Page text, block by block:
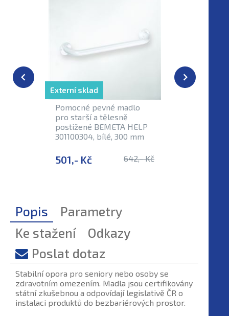
Pomocné pevné madlo
pro starší a tělesně
postižené BEMETA HELP
301100304, bílé, 300 mm
501,- Kč 642,- Kč
Externí sklad Skladem
Popis
Parametry
Ke stažení
Odkazy
Poslat dotaz
Stabilní opora pro seniory nebo osoby se
zdravotním omezením. Madla jsou certifikovány
státní zkušebnou a odpovídají legislativě ČR o
instalaci produktů do bezbariérových prostor.